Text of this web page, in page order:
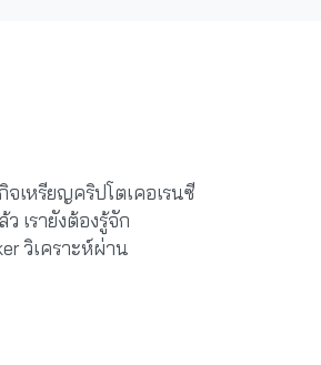
จเหรียญคริปโตเคอเรนซี
เรายังต้องรู้จัก
วิเคราะห์ผ่าน